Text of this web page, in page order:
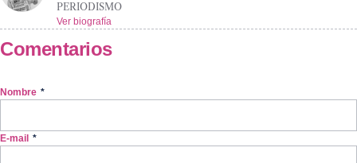
PERIODISMO
Ver biografía
Comentarios
Nombre *
E-mail *